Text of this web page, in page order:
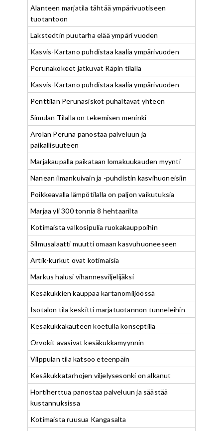
Alanteen marjatila tähtää ympärivuotiseen
tuotantoon
Lakstedtin puutarha elää ympäri vuoden
Kasvis-Kartano puhdistaa kaalia ympärivuoden
Perunakokeet jatkuvat Räpin tilalla
Kasvis-Kartano puhdistaa kaalia ympärivuoden
Penttilän Perunasiskot puhaltavat yhteen
Simulan Tilalla on tekemisen meninki
Arolan Peruna panostaa palveluun ja
paikallisuuteen
Marjakaupalla paikataan lomakuukauden myynti
Nanean ilmankuivain ja -puhdistin kasvihuoneisiin
Poikkeavalla lämpötilalla on paljon vaikutuksia
Marjaa yli 300 tonnia 8 hehtaarilta
Kotimaista valkosipulia ruokakauppoihin
Silmusalaatti muutti omaan kasvuhuoneeseen
Artik-kurkut ovat kotimaisia
Markus halusi vihannesviljelijäksi
Kesäkukkien kauppaa kartanomiljöössä
Isotalon tila keskitti marjatuotannon tunneleihin
Kesäkukkakauteen koetulla konseptilla
Orvokit avasivat kesäkukkamyynnin
Vilppulan tila katsoo eteenpäin
Kesäkukkatarhojen viljelysesonki on alkanut
Hortiherttua panostaa palveluun ja säästää
kustannuksissa
Kotimaista ruusua Kangasalta